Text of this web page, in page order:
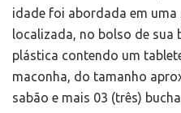
idade foi abordada em
localizada, no bolso de sua
plástica contendo um
maconha, do tamanho
sabão e mais 03 (três)